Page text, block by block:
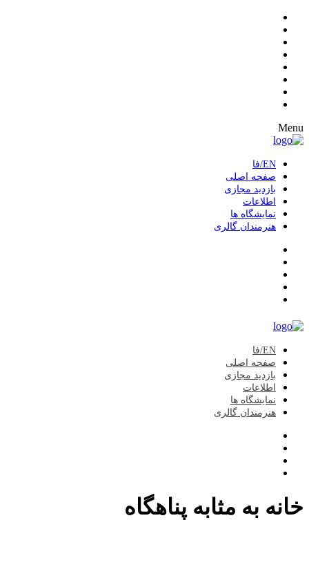
Menu
EN/فا
صفحه اصلی
بازدید مجازی
اطلاعات
نمایشگاه ها
هنرمندان گالری
EN/فا
صفحه اصلی
بازدید مجازی
اطلاعات
نمایشگاه ها
هنرمندان گالری
خانه به مثابه پناهگاه